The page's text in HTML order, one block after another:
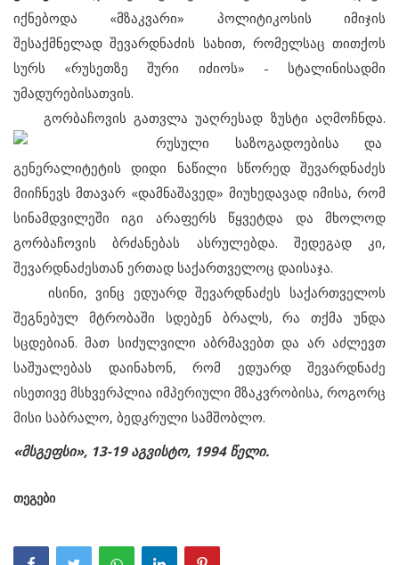
იქნებოდა «მზაკვარი» პოლიტიკოსის იმიჯის
შესაქმნელად შევარდნაძის სახით, რომელსაც თითქოს
სურს «რუსეთზე შური იძიოს» - სტალინისადმი
უმადურებისათვის.
გორბაჩოვის გათვლა უაღრესად ზუსტი აღმოჩნდა.
რუსული საზოგადოებისა და
გენერალიტეტის დიდი ნაწილი სწორედ შევარდნაძეს
მიიჩნევს მთავარ «დამნაშავედ» მიუხედავად იმისა, რომ
სინამდვილეში იგი არაფერს წყვეტდა და მხოლოდ
გორბაჩოვის ბრძანებას ასრულებდა. შედეგად კი,
შევარდნაძესთან ერთად საქართველოც დაისაჯა.
ისინი, ვინც ედუარდ შევარდნაძეს საქართველოს
შეგნებულ მტრობაში სდებენ ბრალს, რა თქმა უნდა
სცდებიან. მათ სიძულვილი აბრმავებთ და არ აძლევთ
საშუალებას დაინახონ, რომ ედუარდ შევარდნაძე
ისეთივე მსხვერპლია იმპერიული მზაკვრობისა, როგორც
მისი საბრალო, ბედკრული სამშობლო.
«მსგეფსი», 13-19 აგვისტო, 1994 წელი.
თეგები